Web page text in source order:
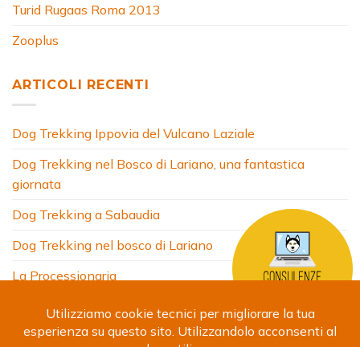
Turid Rugaas Roma 2013
Zooplus
ARTICOLI RECENTI
Dog Trekking Ippovia del Vulcano Laziale
Dog Trekking nel Bosco di Lariano, una fantastica
giornata
Dog Trekking a Sabaudia
Dog Trekking nel bosco di Lariano
La Processionaria